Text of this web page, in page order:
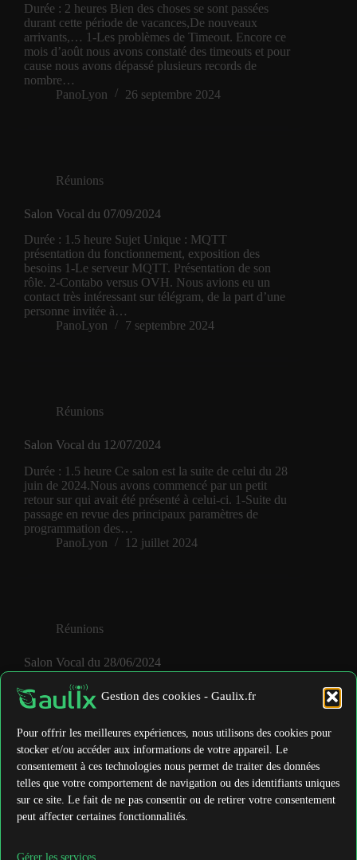
Gestion des cookies - Gaulix.fr
Pour offrir les meilleures expériences, nous utilisons des cookies pour
stocker et/ou accéder aux informations de votre appareil. Le
consentement à ces technologies nous permet de traiter des données
telles que votre comportement de navigation ou des identifiants uniques
sur ce site. Le fait de ne pas consentir ou de retirer votre consentement
peut affecter certaines fonctionnalités.
Gérer les services
Durée : 2 heures Bien des choses se sont passées
durant cette période de vacances,De nouveaux
arrivants,… 1-Les problèmes de Timeout. Encore ce
mois d’août nous avons constaté des timeouts et pour
cause nous avons dépassé plusieurs records de
nombre…
PanoLyon
26 septembre 2024
Réunions
Salon Vocal du 07/09/2024
Durée : 1.5 heure Sujet Unique : MQTT
présentation du fonctionnement, exposition des
besoins 1-Le serveur MQTT. Présentation de son
rôle. 2-Contabo versus OVH. Nous avions eu un
contact très intéressant sur télégram, de la part d’une
personne invitée à…
PanoLyon
7 septembre 2024
Réunions
Salon Vocal du 12/07/2024
Durée : 1.5 heure Ce salon est la suite de celui du 28
juin de 2024.Nous avons commencé par un petit
retour sur qui avait été présenté à celui-ci. 1-Suite du
passage en revue des principaux paramètres de
programmation des…
PanoLyon
12 juillet 2024
Réunions
Salon Vocal du 28/06/2024
Durée : 1.5 heure 1-Retour sur présentation de
Meshtastic réalisée par @fred_f4eed_ki7qqp au
intéressés mais pas que … Le nommage de nos
nœuds a rassuré des personnes d’intérêt. Puisque des
radioamateurs et des…
PanoLyon
28 juin 2024
Mentions légales